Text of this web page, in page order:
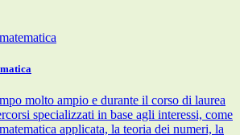
molto ampio e durante il corso di laurea
specializzati in base agli interessi, come
applicata, la teoria dei numeri, la